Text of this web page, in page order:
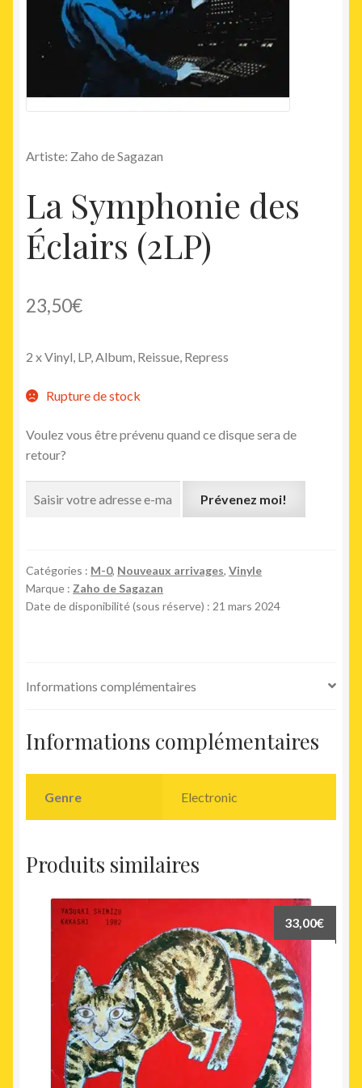
Artiste: Zaho de Sagazan
La Symphonie des
Éclairs (2LP)
23,50€
2 x Vinyl, LP, Album, Reissue, Repress
Rupture de stock
Voulez vous être prévenu quand ce disque sera de
retour?
Prévenez moi!
Catégories : M-0, Nouveaux arrivages, Vinyle
Marque : Zaho de Sagazan
Date de disponibilité (sous réserve) : 21 mars 2024
Informations complémentaires
Informations complémentaires
Genre Electronic
Produits similaires
33,00€